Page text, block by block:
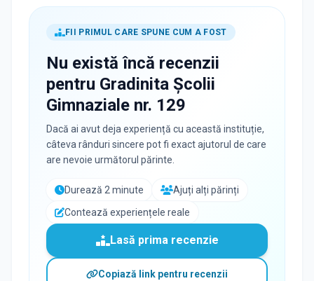
FII PRIMUL CARE SPUNE CUM A FOST
Nu există încă recenzii
pentru Gradinita Școlii
Gimnaziale nr. 129
Dacă ai avut deja experiență cu această instituție,
câteva rânduri sincere pot fi exact ajutorul de care
are nevoie următorul părinte.
Durează 2 minute
Ajuți alți părinți
Contează experiențele reale
Lasă prima recenzie
Copiază link pentru recenzii